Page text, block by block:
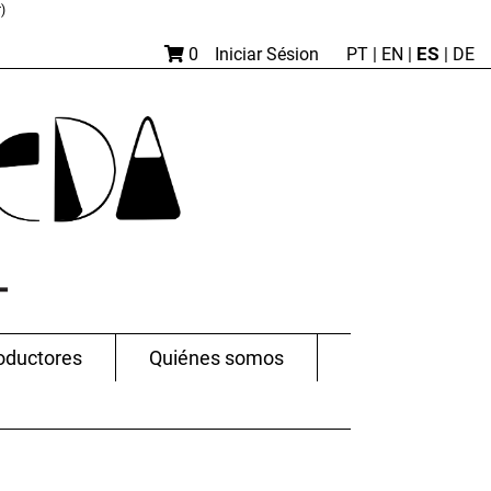
0 Iniciar Sésion PT | EN | ES | DE
Quiénes somos